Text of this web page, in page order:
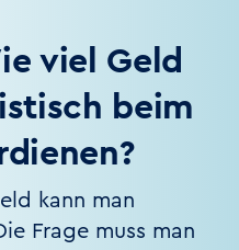
viel Geld
beim
kann man
Frage muss man